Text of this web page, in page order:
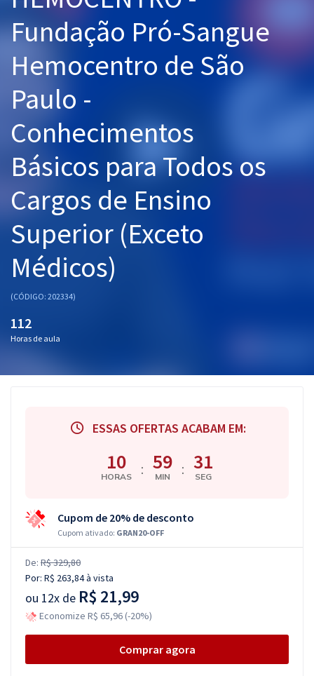
Graduação
Mentorias
Questões grátis
Conteúdo gratuito
Blog
Aprovados
Atendimento
Fundação Pró-Sangue
Hemocentro de São
Paulo -
Conhecimentos
Básicos para Todos os
Cargos de Ensino
Superior (Exceto
Médicos)
(CÓDIGO: 202334)
112
Horas de aula
ESSAS OFERTAS ACABAM EM:
10
HORAS : 59
MIN : 30
SEG
Cupom de 20% de desconto
Cupom ativado: GRAN20-OFF
De: R$ 329,80
Por: R$ 263,84à vista
ou 12x de R$ 21,99
Economize R$ 65,96 (-20%)
Comprar agora